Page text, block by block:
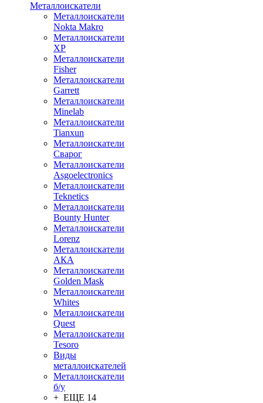
Металлоискатели
Металлоискатели
Nokta Makro
Металлоискатели
XP
Металлоискатели
Fisher
Металлоискатели
Garrett
Металлоискатели
Minelab
Металлоискатели
Tianxun
Металлоискатели
Сварог
Металлоискатели
Asgoelectronics
Металлоискатели
Teknetics
Металлоискатели
Bounty Hunter
Металлоискатели
Lorenz
Металлоискатели
АКА
Металлоискатели
Golden Mask
Металлоискатели
Whites
Металлоискатели
Quest
Металлоискатели
Tesoro
Виды
металлоискателей
Металлоискатели
б/у
+ ЕЩЕ 14